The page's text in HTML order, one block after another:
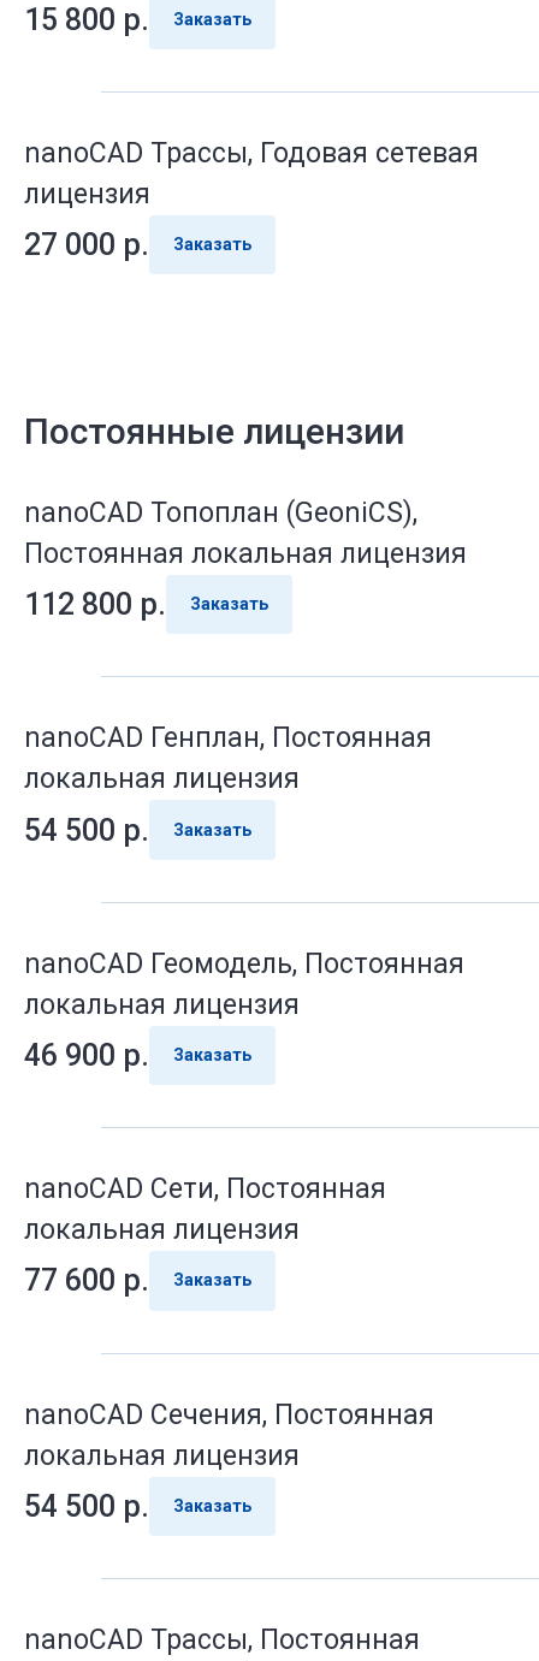
15 800 р. Заказать
nanoCAD Трассы, Годовая сетевая
лицензия
27 000 р. Заказать
Постоянные лицензии
nanoCAD Топоплан (GeoniCS),
Постоянная локальная лицензия
112 800 р. Заказать
nanoCAD Генплан, Постоянная
локальная лицензия
54 500 р. Заказать
nanoCAD Геомодель, Постоянная
локальная лицензия
46 900 р. Заказать
nanoCAD Сети, Постоянная
локальная лицензия
77 600 р. Заказать
nanoCAD Сечения, Постоянная
локальная лицензия
54 500 р. Заказать
nanoCAD Трассы, Постоянная